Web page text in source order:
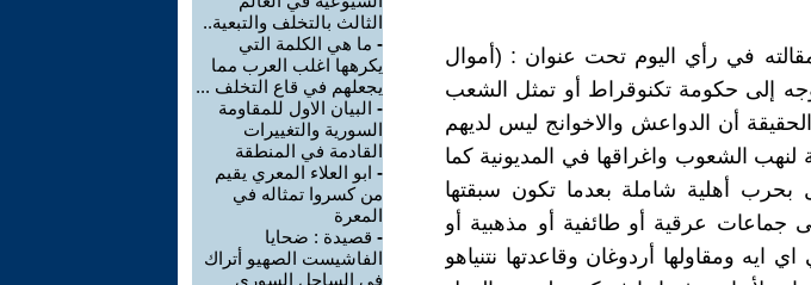
في رأي اليوم تحت عنوان : (أموال
إلى حكومة تكنوقراط أو تمثل الشعب
أن الدواعش والاخوانج ليس لديهم
الشعوب واغراقها في المديونية كما
أهلية شاملة بعدما تكون سبقتها
عرقية أو طائفية أو مذهبية أو
ومقاولها أردوغان وقاعدتها نتنياهو
الثالث بالتخلف والتبعية..
- ما هي الكلمة التي
يكرهها اغلب العرب مما
يجعلهم في قاع التخلف ...
- البيان الاول للمقاومة
السورية والتغييرات
القادمة في المنطقة
- ابو العلاء المعري يقيم
من كسروا تمثاله في
المعرة
- قصيدة : ضحايا
الفاشيست الصهيو أتراك
في الساحل السوري